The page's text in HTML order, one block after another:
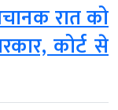
रात को
कोर्ट से